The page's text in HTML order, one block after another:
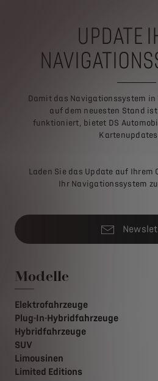
UPDATE
Damit das Navigationssystem in
auf dem neuesten Stand
funktioniert, bietet DS
Laden Sie das Update auf Ihrem
Ihr Navigationssystem
Modelle
Elektrofahrzeuge
Plug-In-Hybridfahrzeuge
Hybridfahrzeuge
SUV
Limousinen
Limited Editions